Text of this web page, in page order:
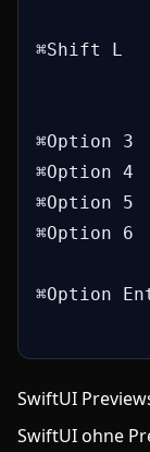
⌘Shift L
⌘Option
⌘Option
⌘Option 5
⌘Option 6
⌘Option
SwiftUI
SwiftUI ohne